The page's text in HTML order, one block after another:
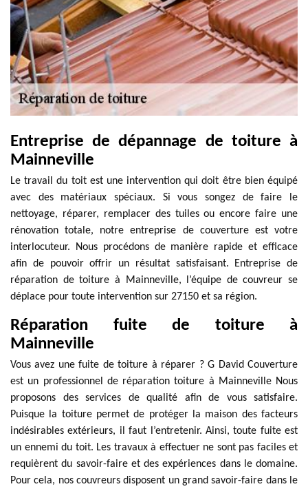
Entreprise de dépannage de toiture à
Mainneville
Le travail du toit est une intervention qui doit être bien équipé
avec des matériaux spéciaux. Si vous songez de faire le
nettoyage, réparer, remplacer des tuiles ou encore faire une
rénovation totale, notre entreprise de couverture est votre
interlocuteur. Nous procédons de manière rapide et efficace
afin de pouvoir offrir un résultat satisfaisant. Entreprise de
réparation de toiture à Mainneville, l’équipe de couvreur se
déplace pour toute intervention sur 27150 et sa région.
Réparation fuite de toiture à
Mainneville
Vous avez une fuite de toiture à réparer ? G David Couverture
est un professionnel de réparation toiture à Mainneville Nous
proposons des services de qualité afin de vous satisfaire.
Puisque la toiture permet de protéger la maison des facteurs
indésirables extérieurs, il faut l’entretenir. Ainsi, toute fuite est
un ennemi du toit. Les travaux à effectuer ne sont pas faciles et
requièrent du savoir-faire et des expériences dans le domaine.
Pour cela, nos couvreurs disposent un grand savoir-faire dans le